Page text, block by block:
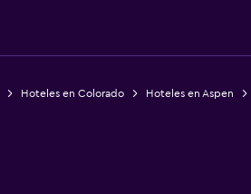
Hoteles en Colorado Hoteles en Aspen